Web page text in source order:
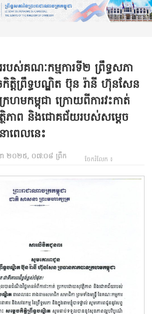
បស់គណៈកម្មការទី២ ព្រឹទ្ធសភា
ត្តិព្រឹទ្ធបណ្ឌិត ប៊ុន រ៉ានី ហ៊ុនសែន
រហមកម្ពុជា ក្រោយពីការវះកាត់
ភាព និងជោគជ័យរបស់សម្តេច
ាពេលនេះ
២០២៥, ០៧:០៨ ព្រឹក ចែករំលែក ៖